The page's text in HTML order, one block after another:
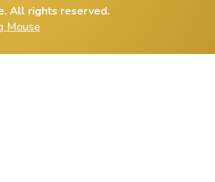
All rights reserved.
Mouse